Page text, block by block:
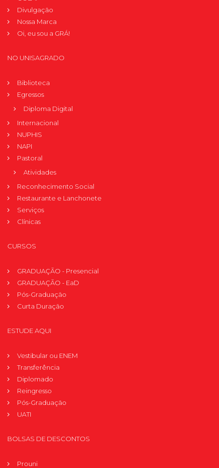
Divulgação
Nossa Marca
Oi, eu sou a GRÁ!
NO UNISAGRADO
Biblioteca
Egressos
Diploma Digital
Internacional
NUPHIS
NAPI
Pastoral
Atividades
Reconhecimento Social
Restaurante e Lanchonete
Serviços
Clínicas
CURSOS
GRADUAÇÃO - Presencial
GRADUAÇÃO - EaD
Pós-Graduação
Curta Duração
ESTUDE AQUI
Vestibular ou ENEM
Transferência
Diplomado
Reingresso
Pós-Graduação
UATI
BOLSAS DE DESCONTOS
Prouni